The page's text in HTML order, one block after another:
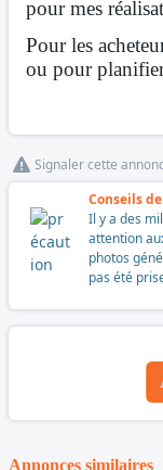
pour mes
Pour les
ou pour
Signaler cette
Conseils
Il y a des
attention
photos
pas été
Annonces similaires